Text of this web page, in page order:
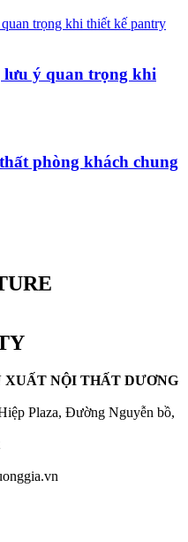
ý quan trọng khi
phòng khách chung
XUẤT NỘI THẤT DƯƠNG
Plaza, Đường Nguyễn bồ,